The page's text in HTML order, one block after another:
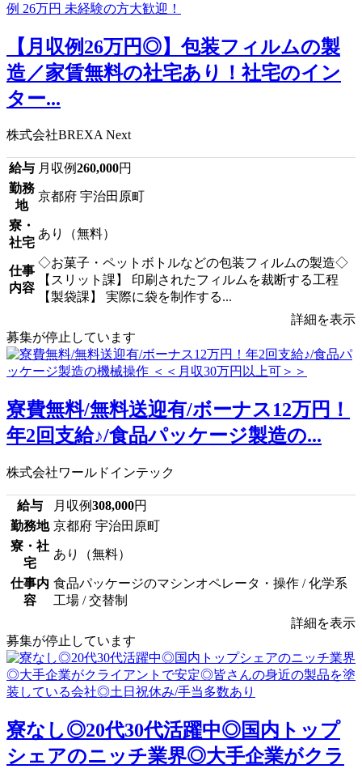
【月収例26万円◎】包装フィルムの製
造／家賃無料の社宅あり！社宅のイン
ター...
株式会社BREXA Next
給与 月収例260,000円
勤務
地
京都府 宇治田原町
寮・
社宅
あり（無料）
仕事
内容
◇お菓子・ペットボトルなどの包装フィルムの製造◇
【スリット課】 印刷されたフィルムを裁断する工程
【製袋課】 実際に袋を制作する...
詳細を表示
募集が停止しています
寮費無料/無料送迎有/ボーナス12万円！
年2回支給♪/食品パッケージ製造の...
株式会社ワールドインテック
給与 月収例308,000円
勤務地 京都府 宇治田原町
寮・社
宅
あり（無料）
仕事内
容
食品パッケージのマシンオペレータ・操作 / 化学系
工場 / 交替制
詳細を表示
募集が停止しています
寮なし◎20代30代活躍中◎国内トップ
シェアのニッチ業界◎大手企業がクラ